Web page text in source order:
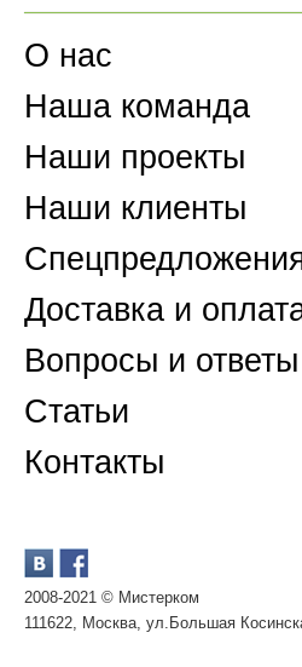
О нас
Наша команда
Наши проекты
Наши клиенты
Доставка и
Вопросы и ответы
Статьи
Контакты
2008-2021 © Мистерком
111622, Москва, ул.Большая